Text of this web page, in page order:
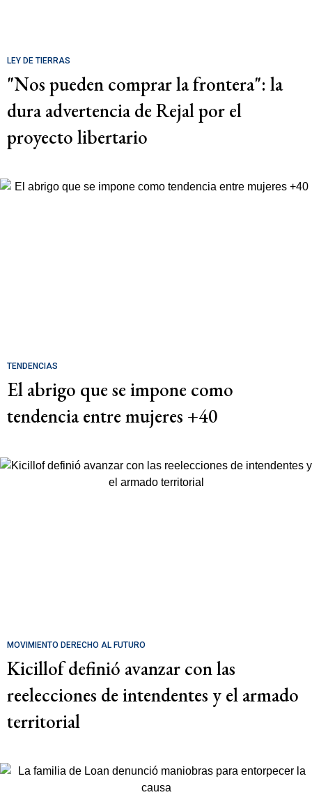
LEY DE TIERRAS
"Nos pueden comprar la frontera": la
dura advertencia de Rejal por el
proyecto libertario
TENDENCIAS
El abrigo que se impone como
tendencia entre mujeres +40
MOVIMIENTO DERECHO AL FUTURO
Kicillof definió avanzar con las
reelecciones de intendentes y el armado
territorial